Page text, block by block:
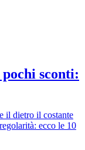
sconti:
il dietro il costante
ecco le 10